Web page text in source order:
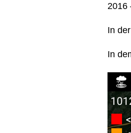
2016
In
In